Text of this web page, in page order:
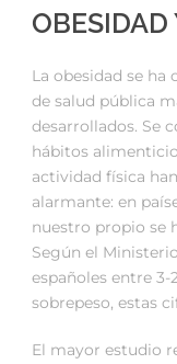
OBESIDAD
La obesidad se
de salud pública
desarrollados. Se
hábitos
actividad física
alarmante: en
nuestro propio se
Según el
españoles entre 3-
sobrepeso, estas
El mayor estudio